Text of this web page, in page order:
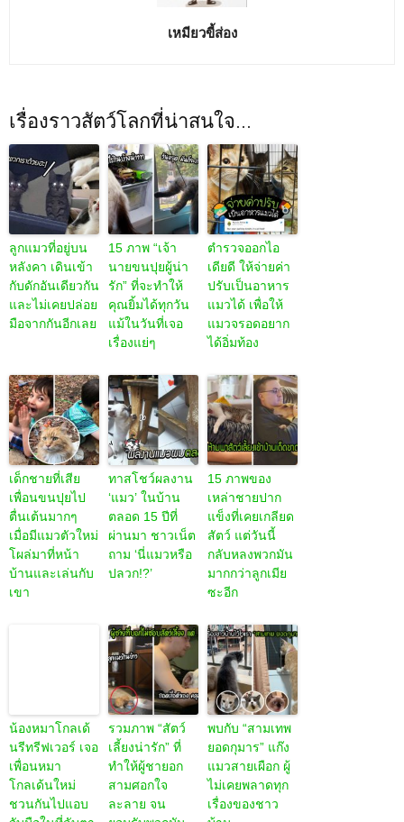
คุณคิดอย่างไรกับเรื่องนี้บ้าง...
เหมียวขี้ส่อง
เรื่องราวสัตว์โลกที่น่าสนใจ...
ลูกแมวที่อยู่บน
หลังคา เดินเข้า
กับดักอันเดียวกัน
15 ภาพ “เจ้า
นายขนปุยผู้น่า
แม้ในวันที่เจอ
เรื่องแย่ๆ
ตำรวจออกไอ
เดียดี ให้จ่ายค่า
ปรับเป็นอาหาร
แมวจรอดอยาก
ได้อิ่มท้อง
เด็กชายที่เสีย
เพื่อนขนปุยไป
ทาสโชว์ผลงาน
‘แมว’ ในบ้าน
15 ภาพของ
เหล่าชายปาก